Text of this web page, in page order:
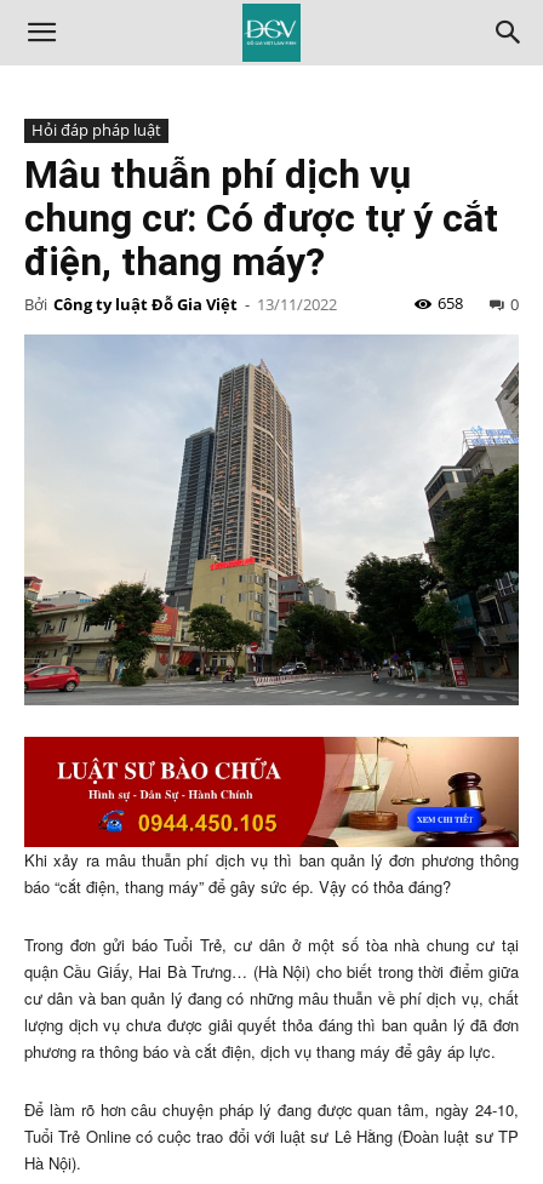
Hỏi đáp pháp luật
Mâu thuẫn phí dịch vụ
chung cư: Có được tự ý cắt
điện, thang máy?
Bởi Công ty luật Đỗ Gia Việt - 13/11/2022 0
658
Khi xảy ra mâu thuẫn phí dịch vụ thì ban quản lý đơn phương thông
báo “cắt điện, thang máy” để gây sức ép. Vậy có thỏa đáng?
Trong đơn gửi báo Tuổi Trẻ, cư dân ở một số tòa nhà chung cư tại
quận Cầu Giấy, Hai Bà Trưng… (Hà Nội) cho biết trong thời điểm giữa
cư dân và ban quản lý đang có những mâu thuẫn về phí dịch vụ, chất
lượng dịch vụ chưa được giải quyết thỏa đáng thì ban quản lý đã đơn
phương ra thông báo và cắt điện, dịch vụ thang máy để gây áp lực.
Để làm rõ hơn câu chuyện pháp lý đang được quan tâm, ngày 24-10,
Tuổi Trẻ Online có cuộc trao đổi với luật sư Lê Hằng (Đoàn luật sư TP
Hà Nội).